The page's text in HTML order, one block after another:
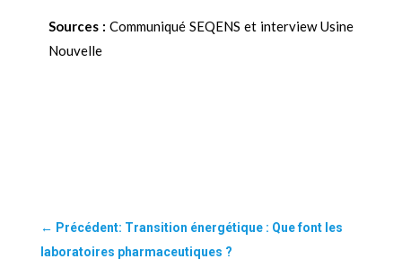
Sources : Communiqué SEQENS et interview Usine
Nouvelle
← Précédent: Transition énergétique : Que font les
laboratoires pharmaceutiques ?